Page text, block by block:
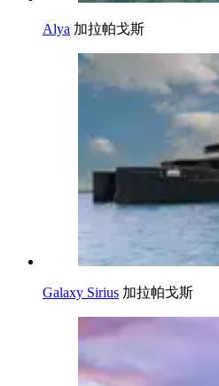
Alya 加拉帕戈斯
Galaxy Sirius 加拉帕戈斯